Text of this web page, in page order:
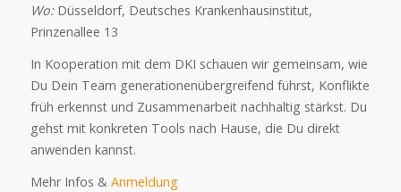
Wo:Düsseldorf, Deutsches Krankenhausinstitut,
Prinzenallee 13
In Kooperation mit dem DKI schauen wir gemeinsam, wie
Du Dein Team generationenübergreifend führst, Konflikte
früh erkennst und Zusammenarbeit nachhaltig stärkst. Du
gehst mit konkreten Tools nach Hause, die Du direkt
anwenden kannst.
Mehr Infos & Anmeldung